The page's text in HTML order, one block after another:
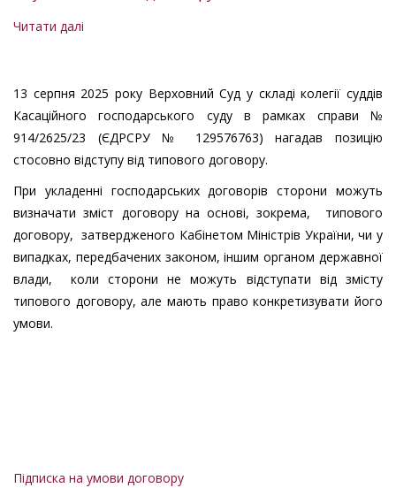
Читати далі
право
сторін
відступати
від
типового
договору
13 серпня 2025 року Верховний Суд у складі колегії суддів
Касаційного господарського суду в рамках справи №
914/2625/23 (ЄДРСРУ № 129576763) нагадав позицію
стосовно відступу від типового договору.
При укладенні господарських договорів сторони можуть
визначати зміст договору на основі, зокрема, типового
договору, затвердженого Кабінетом Міністрів України, чи у
випадках, передбачених законом, іншим органом державної
влади, коли сторони не можуть відступати від змісту
типового договору, але мають право конкретизувати його
умови.
Підписка на умови договору